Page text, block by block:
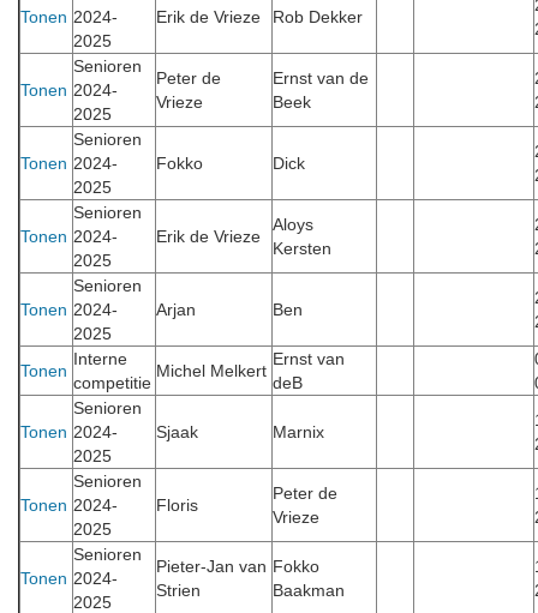
Tonen 2024-
2025
Erik de Vrieze Rob Dekker
Tonen
Senioren
2024-
2025
Peter de
Vrieze
Ernst van de
Beek
Tonen
Senioren
2024-
2025
Fokko Dick
Tonen
Senioren
2024-
2025
Erik de Vrieze
Aloys
Kersten
Tonen
Senioren
2024-
2025
Arjan Ben
Tonen
Interne
competitie
Michel Melkert
Ernst van
deB
Tonen
Senioren
2024-
2025
Sjaak Marnix
Tonen
Senioren
2024-
2025
Floris
Peter de
Vrieze
Tonen
Senioren
2024-
2025
Pieter-Jan van
Strien
Fokko
Baakman